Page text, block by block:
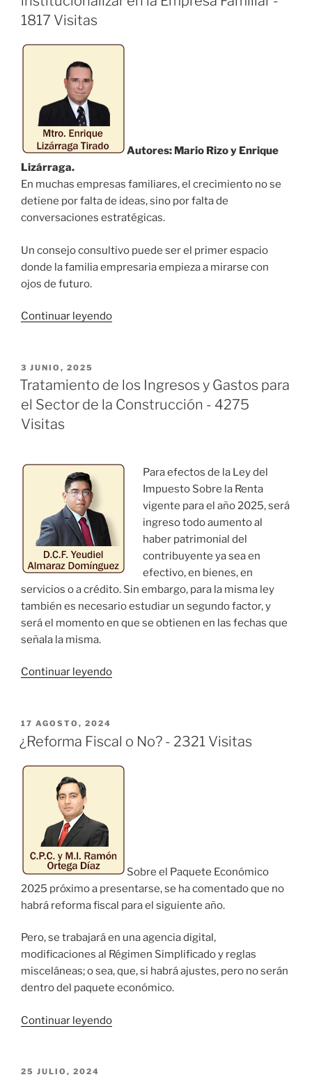
de
1817 Visitas
Autores: Mario Rizo y Enrique
Lizárraga.
En muchas empresas familiares, el crecimiento no se
detiene por falta de ideas, sino por falta de
conversaciones estratégicas.
Un consejo consultivo puede ser el primer espacio
donde la familia empresaria empieza a mirarse con
ojos de futuro.
Continuar leyendo«Hablemos
El
primer
e
institucionalizar
Empresa
Familiar»
PUBLICADO
EL
3 JUNIO, 2025
Tratamiento de los Ingresos y Gastos para
el Sector de la Construcción - 4275
Visitas
Para efectos de la Ley del
Impuesto Sobre la Renta
vigente para el año 2025, será
ingreso todo aumento al
haber patrimonial del
contribuyente ya sea en
efectivo, en bienes, en
servicios o a crédito. Sin embargo, para la misma ley
también es necesario estudiar un segundo factor, y
será el momento en que se obtienen en las fechas que
señala la misma.
Continuar leyendo«Tratamiento
y
para
Construcción»
PUBLICADO
EL
17 AGOSTO, 2024
¿Reforma Fiscal o No? - 2321 Visitas
Sobre el Paquete Económico
2025 próximo a presentarse, se ha comentado que no
habrá reforma fiscal para el siguiente año.
Pero, se trabajará en una agencia digital,
modificaciones al Régimen Simplificado y reglas
misceláneas; o sea, que, si habrá ajustes, pero no serán
dentro del paquete económico.
Continuar leyendo«¿Reforma
PUBLICADO
25 JULIO, 2024